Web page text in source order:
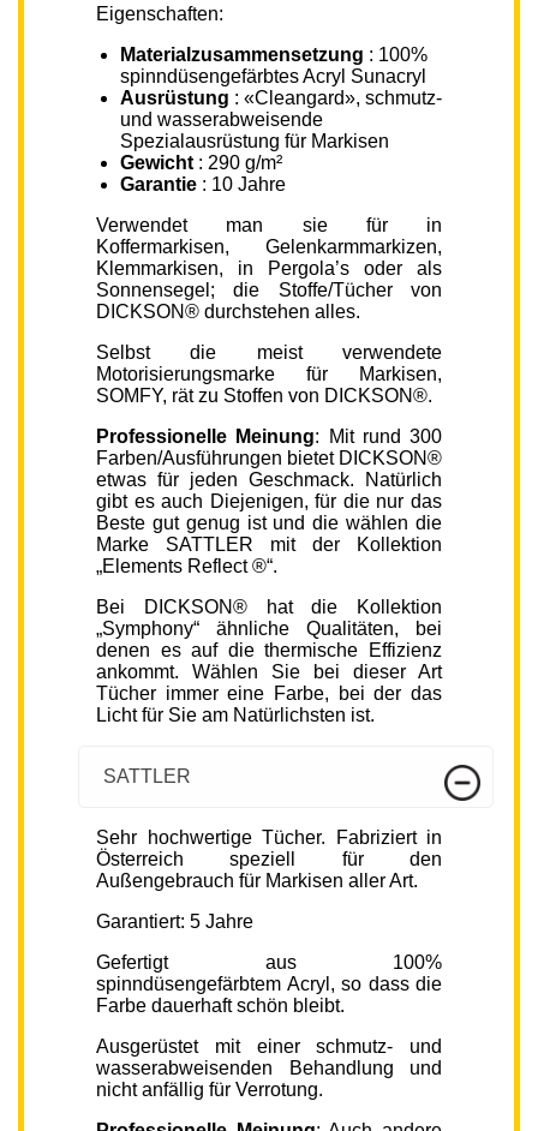
Eigenschaften:
Materialzusammensetzung : 100%
spinndüsengefärbtes Acryl Sunacryl
Ausrüstung : «Cleangard», schmutz-
und wasserabweisende
Spezialausrüstung für Markisen
Gewicht : 290 g/m²
Garantie : 10 Jahre
Verwendet man sie für in
Koffermarkisen, Gelenkarmmarkizen,
Klemmarkisen, in Pergola’s oder als
Sonnensegel; die Stoffe/Tücher von
DICKSON® durchstehen alles.
Selbst die meist verwendete
Motorisierungsmarke für Markisen,
SOMFY, rät zu Stoffen von DICKSON®.
Professionelle Meinung: Mit rund 300
Farben/Ausführungen bietet DICKSON®
etwas für jeden Geschmack. Natürlich
gibt es auch Diejenigen, für die nur das
Beste gut genug ist und die wählen die
Marke SATTLER mit der Kollektion
„Elements Reflect ®“.
Bei DICKSON® hat die Kollektion
„Symphony“ ähnliche Qualitäten, bei
denen es auf die thermische Effizienz
ankommt. Wählen Sie bei dieser Art
Tücher immer eine Farbe, bei der das
Licht für Sie am Natürlichsten ist.
SATTLER
Sehr hochwertige Tücher. Fabriziert in
Österreich speziell für den
Außengebrauch für Markisen aller Art.
Garantiert: 5 Jahre
Gefertigt aus 100%
spinndüsengefärbtem Acryl, so dass die
Farbe dauerhaft schön bleibt.
Ausgerüstet mit einer schmutz- und
wasserabweisenden Behandlung und
nicht anfällig für Verrotung.